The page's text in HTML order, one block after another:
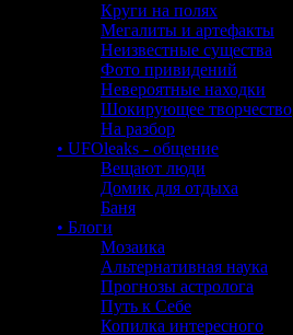
Круги на полях
Мегалиты и артефакты
Неизвестные существа
Фото привидений
Невероятные находки
Шокирующее творчество
На разбор
• UFOleaks - общение
Вещают люди
Домик для отдыха
Баня
• Блоги
Мозаика
Альтернативная наука
Прогнозы астролога
Путь к Себе
Копилка интересного